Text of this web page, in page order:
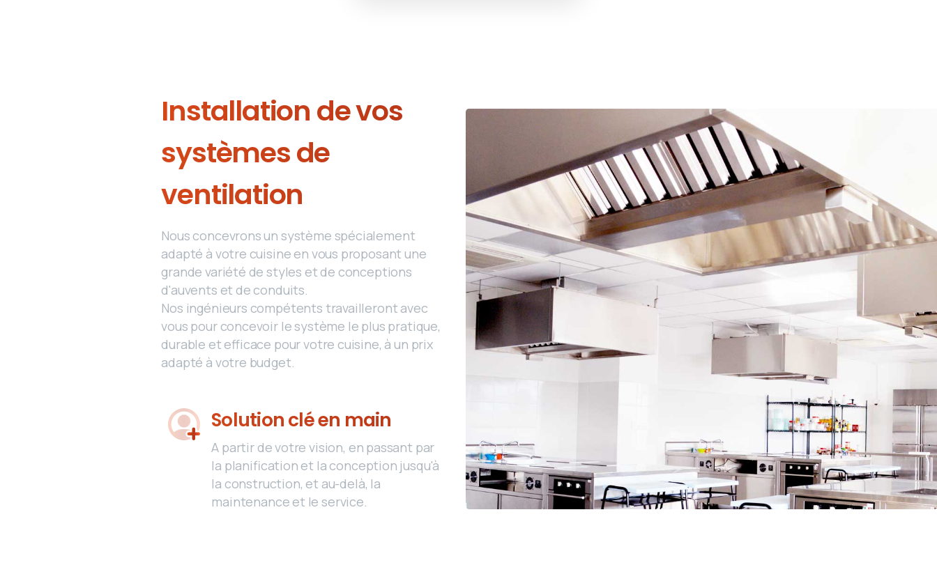
Installationdevos
systèmesde
ventilation
Nous concevrons un système spécialement
adapté à votre cuisine en vous proposant une
grande variété de styles et de conceptions
d'auvents et de conduits.
Nos ingénieurs compétents travailleront avec
vous pour concevoir le système le plus pratique,
durable et efficace pour votre cuisine, à un prix
adapté à votre budget.
Solution clé en main
A partir de votre vision, en passant par
la planification et la conception jusqu'à
la construction, et au-delà, la
maintenance et le service.